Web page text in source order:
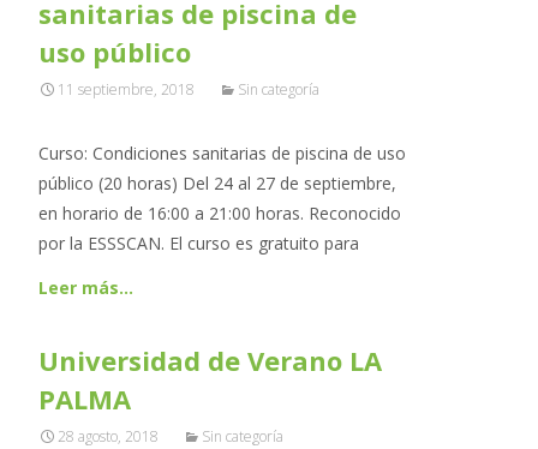
sanitarias de piscina de
uso público
11 septiembre, 2018 Sin categoría
Curso: Condiciones sanitarias de piscina de uso
público (20 horas) Del 24 al 27 de septiembre,
en horario de 16:00 a 21:00 horas. Reconocido
por la ESSSCAN. El curso es gratuito para
Leer más…
Universidad de Verano LA
PALMA
28 agosto, 2018 Sin categoría